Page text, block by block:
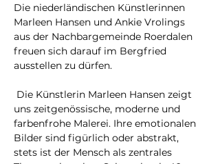
Die niederländischen Künstlerinnen
Marleen Hansen und Ankie Vrolings
aus der Nachbargemeinde Roerdalen
freuen sich darauf im Bergfried
ausstellen zu dürfen.
uns zeitgenössische, moderne und
farbenfrohe Malerei. Ihre emotionalen
Bilder sind figürlich oder abstrakt,
stets ist der Mensch als zentrales